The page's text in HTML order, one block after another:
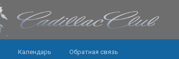
Календарь Обратная связь